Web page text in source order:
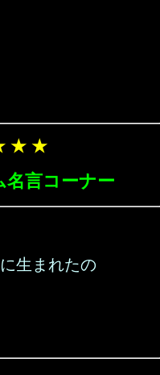
★ ★
名言コーナー
生まれたの